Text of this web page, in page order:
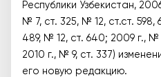
Республики Узбекистан,
№ 7, ст. 325, № 12, ст.ст. 598,
489, № 12, ст. 640; 2009 г., №
2010 г., № 9, ст. 337)
его новую редакцию.